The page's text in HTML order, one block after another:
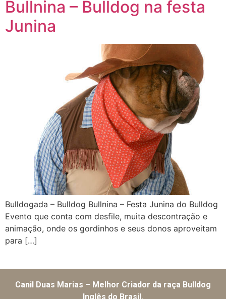
Bullnina – Bulldog na festa
Junina
Bulldogada – Bulldog Bullnina – Festa Junina do Bulldog
Evento que conta com desfile, muita descontração e
animação, onde os gordinhos e seus donos aproveitam
para […]
Canil Duas Marias – Melhor Criador da raça Bulldog
Inglês do Brasil.